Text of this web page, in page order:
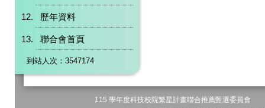
歷年資料
聯合會首頁
到站人次：3547174
115 學年度科技校院繁星計畫聯合推薦甄選委員會